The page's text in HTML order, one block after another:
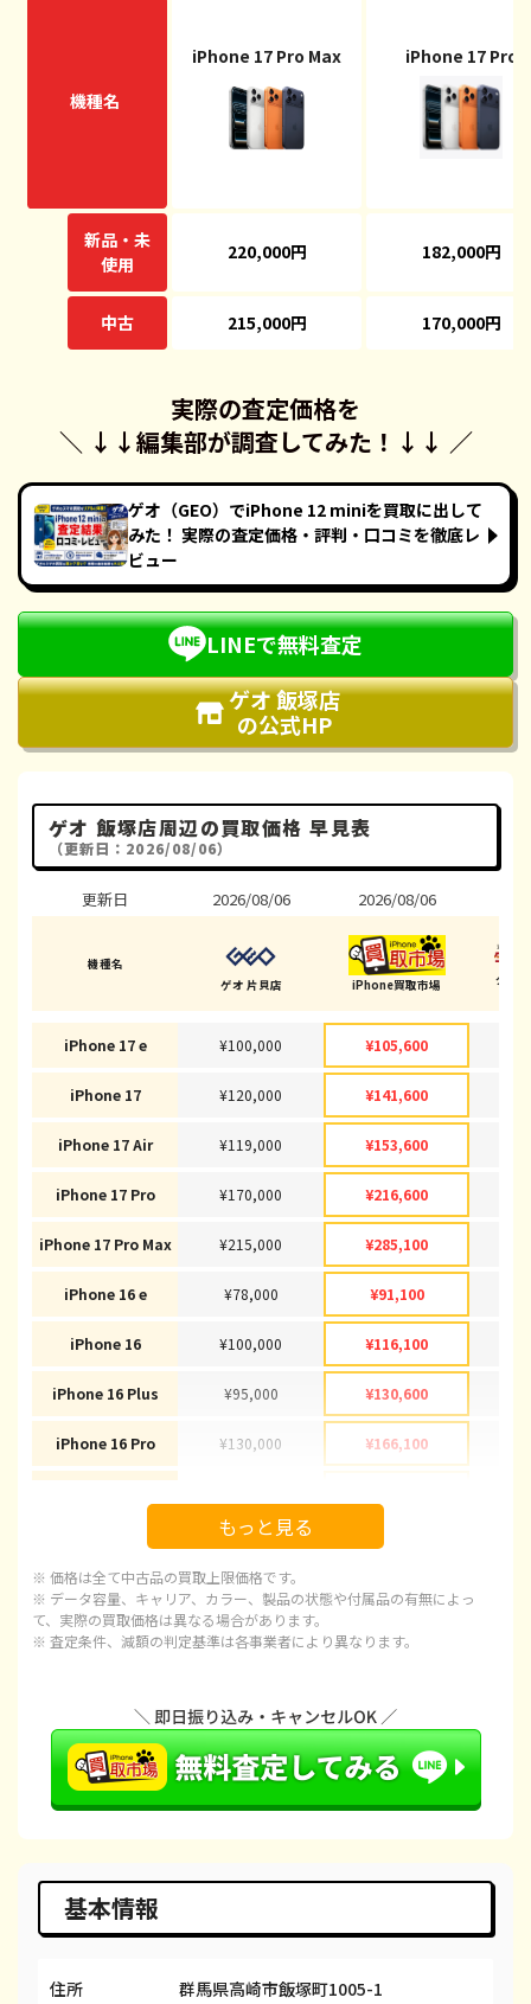
機種名
iPhone 17 Pro Max iPhone 17 Pro
新品・未
使用
220,000円 182,000円
中古 215,000円 170,000円
＼ ↓↓
実際の査定価格を
編集部が調査してみた！ ↓↓ ／
ゲオ（GEO）でiPhone 12 miniを買取に出して
みた！ 実際の査定価格・評判・口コミを徹底レ
ビュー
LINEで無料査定
ゲオ 飯塚店
の公式HP
ゲオ 飯塚店周辺の買取価格 早見表
（更新日：2026/08/06）
更新日
機種名
iPhone 17 e
iPhone 17
iPhone 17 Air
iPhone 17 Pro
iPhone 17 Pro Max
iPhone 16 e
iPhone 16
iPhone 16 Plus
iPhone 16 Pro
iPhone 15 Plus
iPhone 15 Pro
iPhone 14 Plus
iPhone 14
iPhone 14 Pro Max
iPhone SE 3
iPhone 13
2026/08/06
ゲオ 片貝店
¥100,000
¥120,000
¥119,000
¥170,000
¥215,000
¥78,000
¥100,000
¥95,000
¥130,000
¥72,000
¥68,000
¥95,000
¥55,000
¥22,000
¥33,000
2026/08/06
iPhone買取市場
¥105,600
¥141,600
¥153,600
¥216,600
¥285,100
¥91,100
¥116,100
¥130,600
¥166,100
¥92,100
¥97,100
¥120,100
¥66,600
¥29,600
¥58,100
ダイ
もっと見る
※ 価格は全て中古品の買取上限価格です。
※ データ容量、キャリア、カラー、製品の状態や付属品の有無によっ
て、実際の買取価格は異なる場合があります。
※ 査定条件、減額の判定基準は各事業者により異なります。
基本情報
住所 群馬県高崎市飯塚町1005-1